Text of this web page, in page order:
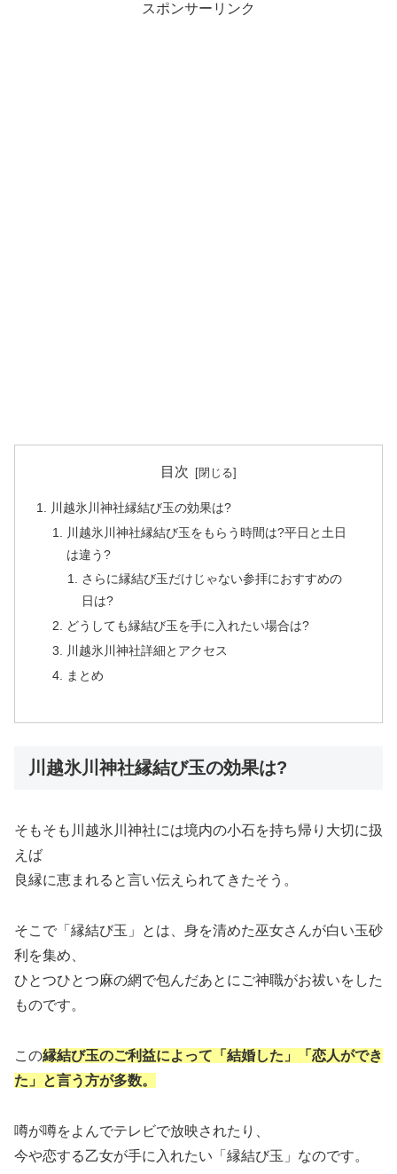
スポンサーリンク
目次
川越氷川神社縁結び玉の効果は?
川越氷川神社縁結び玉をもらう時間は?平日と土日
は違う?
さらに縁結び玉だけじゃない参拝におすすめの
日は?
どうしても縁結び玉を手に入れたい場合は?
川越氷川神社詳細とアクセス
まとめ
川越氷川神社縁結び玉の効果は?
そもそも川越氷川神社には境内の小石を持ち帰り大切に扱
えば
良縁に恵まれると言い伝えられてきたそう。
そこで「縁結び玉」とは、身を清めた巫女さんが白い玉砂
利を集め、
ひとつひとつ麻の網で包んだあとにご神職がお祓いをした
ものです。
この縁結び玉のご利益によって「結婚した」「恋人ができ
た」と言う方が多数。
噂が噂をよんでテレビで放映されたり、
今や恋する乙女が手に入れたい「縁結び玉」なのです。